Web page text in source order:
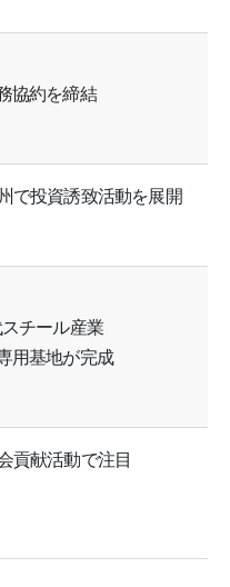
協約を締結
で投資誘致活動を展開
チール産業
用基地が完成
貢献活動で注目